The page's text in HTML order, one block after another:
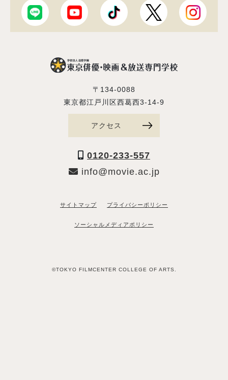
〒134-0088
東京都江戸川区西葛西3-14-9
アクセス
0120-233-557
info@movie.ac.jp
サイトマップ プライバシーポリシー
ソーシャルメディアポリシー
©TOKYO FILMCENTER COLLEGE OF ARTS.